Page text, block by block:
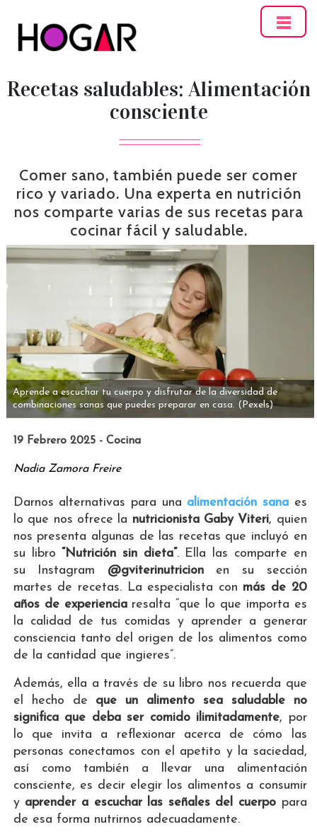
Recetas saludables: Alimentación
consciente
Comer sano, también puede ser comer
rico y variado. Una experta en nutrición
nos comparte varias de sus recetas para
cocinar fácil y saludable.
Aprende a escuchar tu cuerpo y disfrutar de la diversidad de
combinaciones sanas que puedes preparar en casa. (Pexels)
19 Febrero 2025 - Cocina
Nadia Zamora Freire
Darnos alternativas para una alimentación sanaes
lo que nos ofrece la nutricionista Gaby Viteri, quien
nos presenta algunas de las recetas que incluyó en
su libro“Nutrición sin dieta”. Ella las comparte en
su Instagram @gviterinutricionen su sección
martes de recetas. La especialista con más de 20
años de experienciaresalta “que lo que importa es
la calidad de tus comidas y aprender a generar
consciencia tanto del origen de los alimentos como
de la cantidad que ingieres”.
Además, ella a través de su libro nos recuerda que
el hecho de que un alimento sea saludable no
significa que deba ser comido ilimitadamente, por
lo que invita a reflexionar acerca de cómo las
personas conectamos con el apetito y la saciedad,
así como también a llevar una alimentación
consciente, es decir elegir los alimentos a consumir
y aprender a escuchar las señales del cuerpopara
de esa forma nutrirnos adecuadamente.